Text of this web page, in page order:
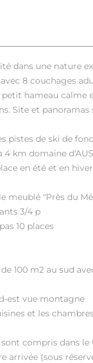
dans une nature
8 couchages
petit hameau
Site et panoramas
pistes de ski de
4 km domaine
en été et en
meublé "Près du
3/4 p
10 places
100 m2 au sud
est vue montagne
et les
compris dans le
arrivée (sous